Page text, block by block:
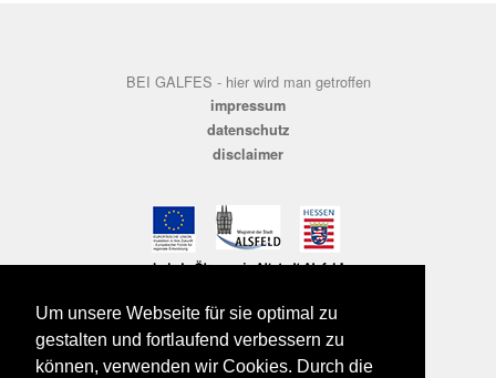
Um unsere Webseite für sie optimal zu
gestalten und fortlaufend verbessern zu
können, verwenden wir Cookies. Durch die
BEI GALFES - hier wird man getroffen
impressum
datenschutz
disclaimer